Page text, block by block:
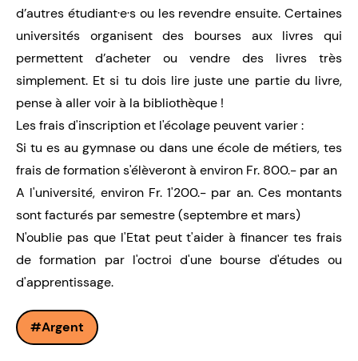
d’autres étudiant·e·s ou les revendre ensuite. Certaines
universités organisent des bourses aux livres qui
permettent d’acheter ou vendre des livres très
simplement. Et si tu dois lire juste une partie du livre,
pense à aller voir à la bibliothèque !
Les frais d'inscription et l'écolage peuvent varier :
Si tu es au gymnase ou dans une école de métiers, tes
frais de formation s'élèveront à environ Fr. 800.- par an
A l'université, environ Fr. 1'200.- par an. Ces montants
sont facturés par semestre (septembre et mars)
N'oublie pas que l'Etat peut t'aider à financer tes frais
de formation par l'octroi d'une bourse d'études ou
d'apprentissage.
Argent